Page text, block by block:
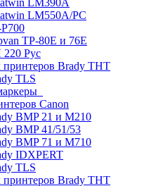
LM390A
LM550A/PC
TP-80E и 76E
Рус
принтеров Brady THT
TLS
Canon
BMP 21 и M210
BMP 41/51/53
BMP 71 и M710
IDXPERT
TLS
принтеров Brady THT